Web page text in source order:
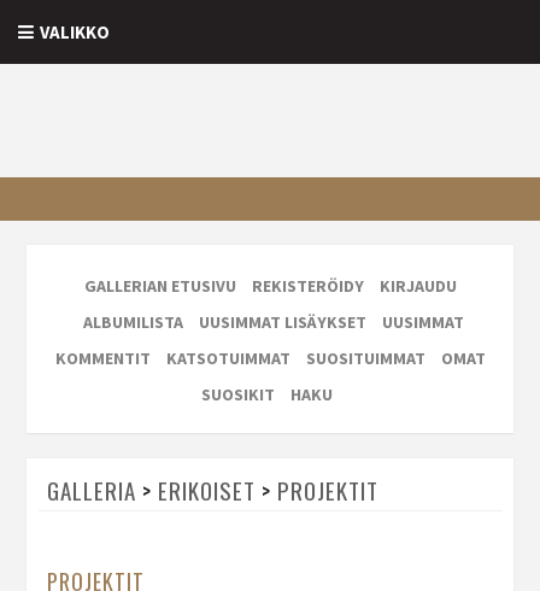
VALIKKO
GALLERIAN ETUSIVU REKISTERÖIDY
KIRJAUDU
ALBUMILISTA
UUSIMMAT LISÄYKSET
UUSIMMAT
KOMMENTIT
KATSOTUIMMAT SUOSITUIMMAT
OMAT
SUOSIKIT
HAKU
GALLERIA > ERIKOISET > PROJEKTIT
PROJEKTIT